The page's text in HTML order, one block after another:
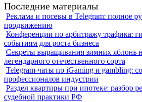
Последние материалы
Реклама и посевы в Telegram: полное
продвижению
Конференции по арбитражу трафика:
событиям для роста бизнеса
Секреты выращивания зимних яблонь
легендарного отечественного сорта
Telegram-чаты по iGaming и gambling:
профессионалов индустрии
Раздел квартиры при ипотеке: разбор
судебной практики РФ